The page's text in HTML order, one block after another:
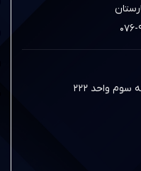
واحد ۲۲۲